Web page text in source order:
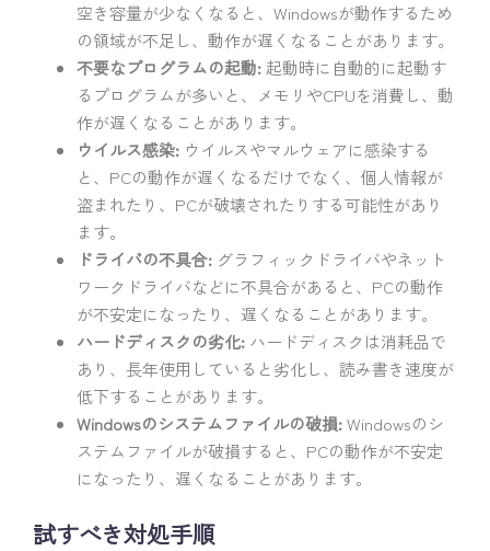
空き容量が少なくなると、Windowsが動作するため
の領域が不足し、動作が遅くなることがあります。
不要なプログラムの起動: 起動時に自動的に起動す
るプログラムが多いと、メモリやCPUを消費し、動
作が遅くなることがあります。
ウイルス感染: ウイルスやマルウェアに感染する
と、PCの動作が遅くなるだけでなく、個人情報が
盗まれたり、PCが破壊されたりする可能性があり
ます。
ドライバの不具合: グラフィックドライバやネット
ワークドライバなどに不具合があると、PCの動作
が不安定になったり、遅くなることがあります。
ハードディスクの劣化: ハードディスクは消耗品で
あり、長年使用していると劣化し、読み書き速度が
低下することがあります。
Windowsのシステムファイルの破損:Windowsのシ
ステムファイルが破損すると、PCの動作が不安定
になったり、遅くなることがあります。
試すべき対処手順